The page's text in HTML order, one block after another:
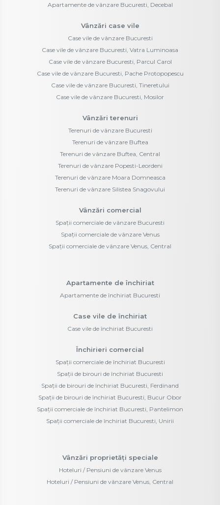
Apartamente de vânzare Bucuresti, Decebal
Vânzări case vile
Case vile de vânzare Bucuresti
Case vile de vânzare Bucuresti, Vatra Luminoasa
Case vile de vânzare Bucuresti, Parcul Carol
Case vile de vânzare Bucuresti, Pache Protopopescu
Case vile de vânzare Bucuresti, Tineretului
Case vile de vânzare Bucuresti, Mosilor
Vânzări terenuri
Terenuri de vânzare Bucuresti
Terenuri de vânzare Buftea
Terenuri de vânzare Buftea, Central
Terenuri de vânzare Popesti-Leordeni
Terenuri de vânzare Moara Domneasca
Terenuri de vânzare Silistea Snagovului
Vânzări comercial
Spații comerciale de vânzare Bucuresti
Spații comerciale de vânzare Venus
Spații comerciale de vânzare Venus, Central
Apartamente de închiriat
Apartamente de închiriat Bucuresti
Case vile de închiriat
Case vile de închiriat Bucuresti
Închirieri comercial
Spații comerciale de închiriat Bucuresti
Spații de birouri de închiriat Bucuresti
Spații de birouri de închiriat Bucuresti, Ferdinand
Spații de birouri de închiriat Bucuresti, Bucur Obor
Spații comerciale de închiriat Bucuresti, Pantelimon
Spații comerciale de închiriat Bucuresti, Unirii
Vânzări proprietăți speciale
Hoteluri / Pensiuni de vânzare Venus
Hoteluri / Pensiuni de vânzare Venus, Central